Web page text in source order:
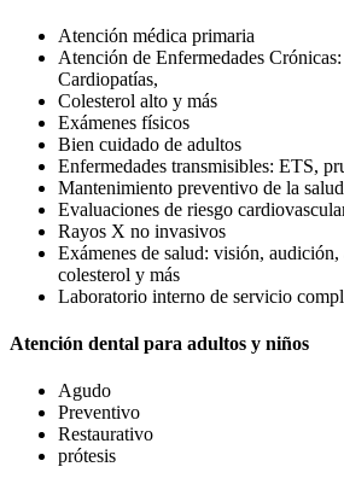
Atención médica primaria
Atención de Enfermedades
Cardiopatías,
Colesterol alto y más
Exámenes físicos
Bien cuidado de adultos
Enfermedades transmisibles: ETS,
Mantenimiento preventivo de la salud
Evaluaciones de riesgo
Rayos X no invasivos
Exámenes de salud: visión, audición,
colesterol y más
Laboratorio interno de servicio
Atención dental para adultos y niños
Agudo
Preventivo
Restaurativo
prótesis